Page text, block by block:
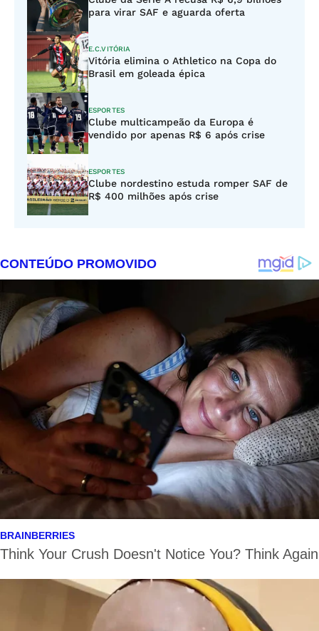
para virar SAF e aguarda oferta
E.C.VITÓRIA
Vitória elimina o Athletico na Copa do
Brasil em goleada épica
ESPORTES
Clube multicampeão da Europa é
vendido por apenas R$ 6 após crise
ESPORTES
Clube nordestino estuda romper SAF de
R$ 400 milhões após crise